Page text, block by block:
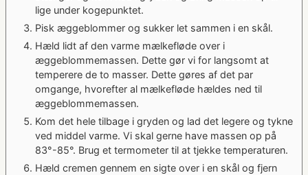
lige under kogepunktet.
Pisk æggeblommer og sukker let sammen i en skål.
Hæld lidt af den varme mælkefløde over i
æggeblommemassen. Dette gør vi for langsomt at
temperere de to masser. Dette gøres af det par
omgange, hvorefter al mælkefløde hældes ned til
æggeblommemassen.
Kom det hele tilbage i gryden og lad det legere og tykne
ved middel varme. Vi skal gerne have massen op på
83°-85°. Brug et termometer til at tjekke temperaturen.
Hæld cremen gennem en sigte over i en skål og fjern